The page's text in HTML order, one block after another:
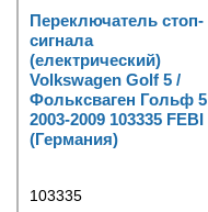
Переключатель стоп-
сигнала
(електрический)
Volkswagen Golf 5 /
Фольксваген Гольф 5
2003-2009 103335 FEBI
(Германия)
103335